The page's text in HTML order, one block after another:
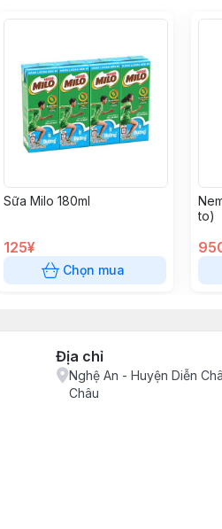
Sữa Milo 180ml
125¥
Chọn mua
to)
Địa chỉ
Nghệ An - Huyện Diễn
Châu